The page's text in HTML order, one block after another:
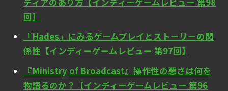
回】
『Hades』にみるゲームプレイとストーリーの関
係性【インディーゲームレビュー 第97回】
『Ministry of Broadcast』操作性の悪さは何を
物語るのか？【インディーゲームレビュー 第96